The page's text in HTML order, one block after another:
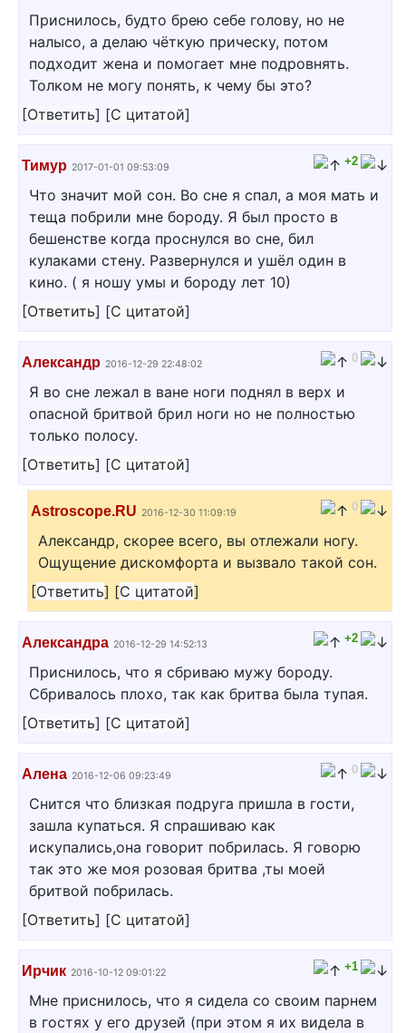
Приснилось, будто брею себе голову, но не
налысо, а делаю чёткую прическу, потом
подходит жена и помогает мне подровнять.
Толком не могу понять, к чему бы это?
[Ответить] [С цитатой]
Тимур 2017-01-01 09:53:09 +2
Что значит мой сон. Во сне я спал, а моя мать и
теща побрили мне бороду. Я был просто в
бешенстве когда проснулся во сне, бил
кулаками стену. Развернулся и ушёл один в
кино. ( я ношу умы и бороду лет 10)
[Ответить] [С цитатой]
Александр 2016-12-29 22:48:02 0
Я во сне лежал в ване ноги поднял в верх и
опасной бритвой брил ноги но не полностью
только полосу.
[Ответить] [С цитатой]
Astroscope.RU 2016-12-30 11:09:19 0
Александр, скорее всего, вы отлежали ногу.
Ощущение дискомфорта и вызвало такой сон.
[Ответить] [С цитатой]
Александра 2016-12-29 14:52:13 +2
Приснилось, что я сбриваю мужу бороду.
Сбривалось плохо, так как бритва была тупая.
[Ответить] [С цитатой]
Алена 2016-12-06 09:23:49 0
Снится что близкая подруга пришла в гости,
зашла купаться. Я спрашиваю как
искупались,она говорит побрилась. Я говорю
так это же моя розовая бритва ,ты моей
бритвой побрилась.
[Ответить] [С цитатой]
Ирчик 2016-10-12 09:01:22 +1
Мне приснилось, что я сидела со своим парнем
в гостях у его друзей (при этом я их видела в